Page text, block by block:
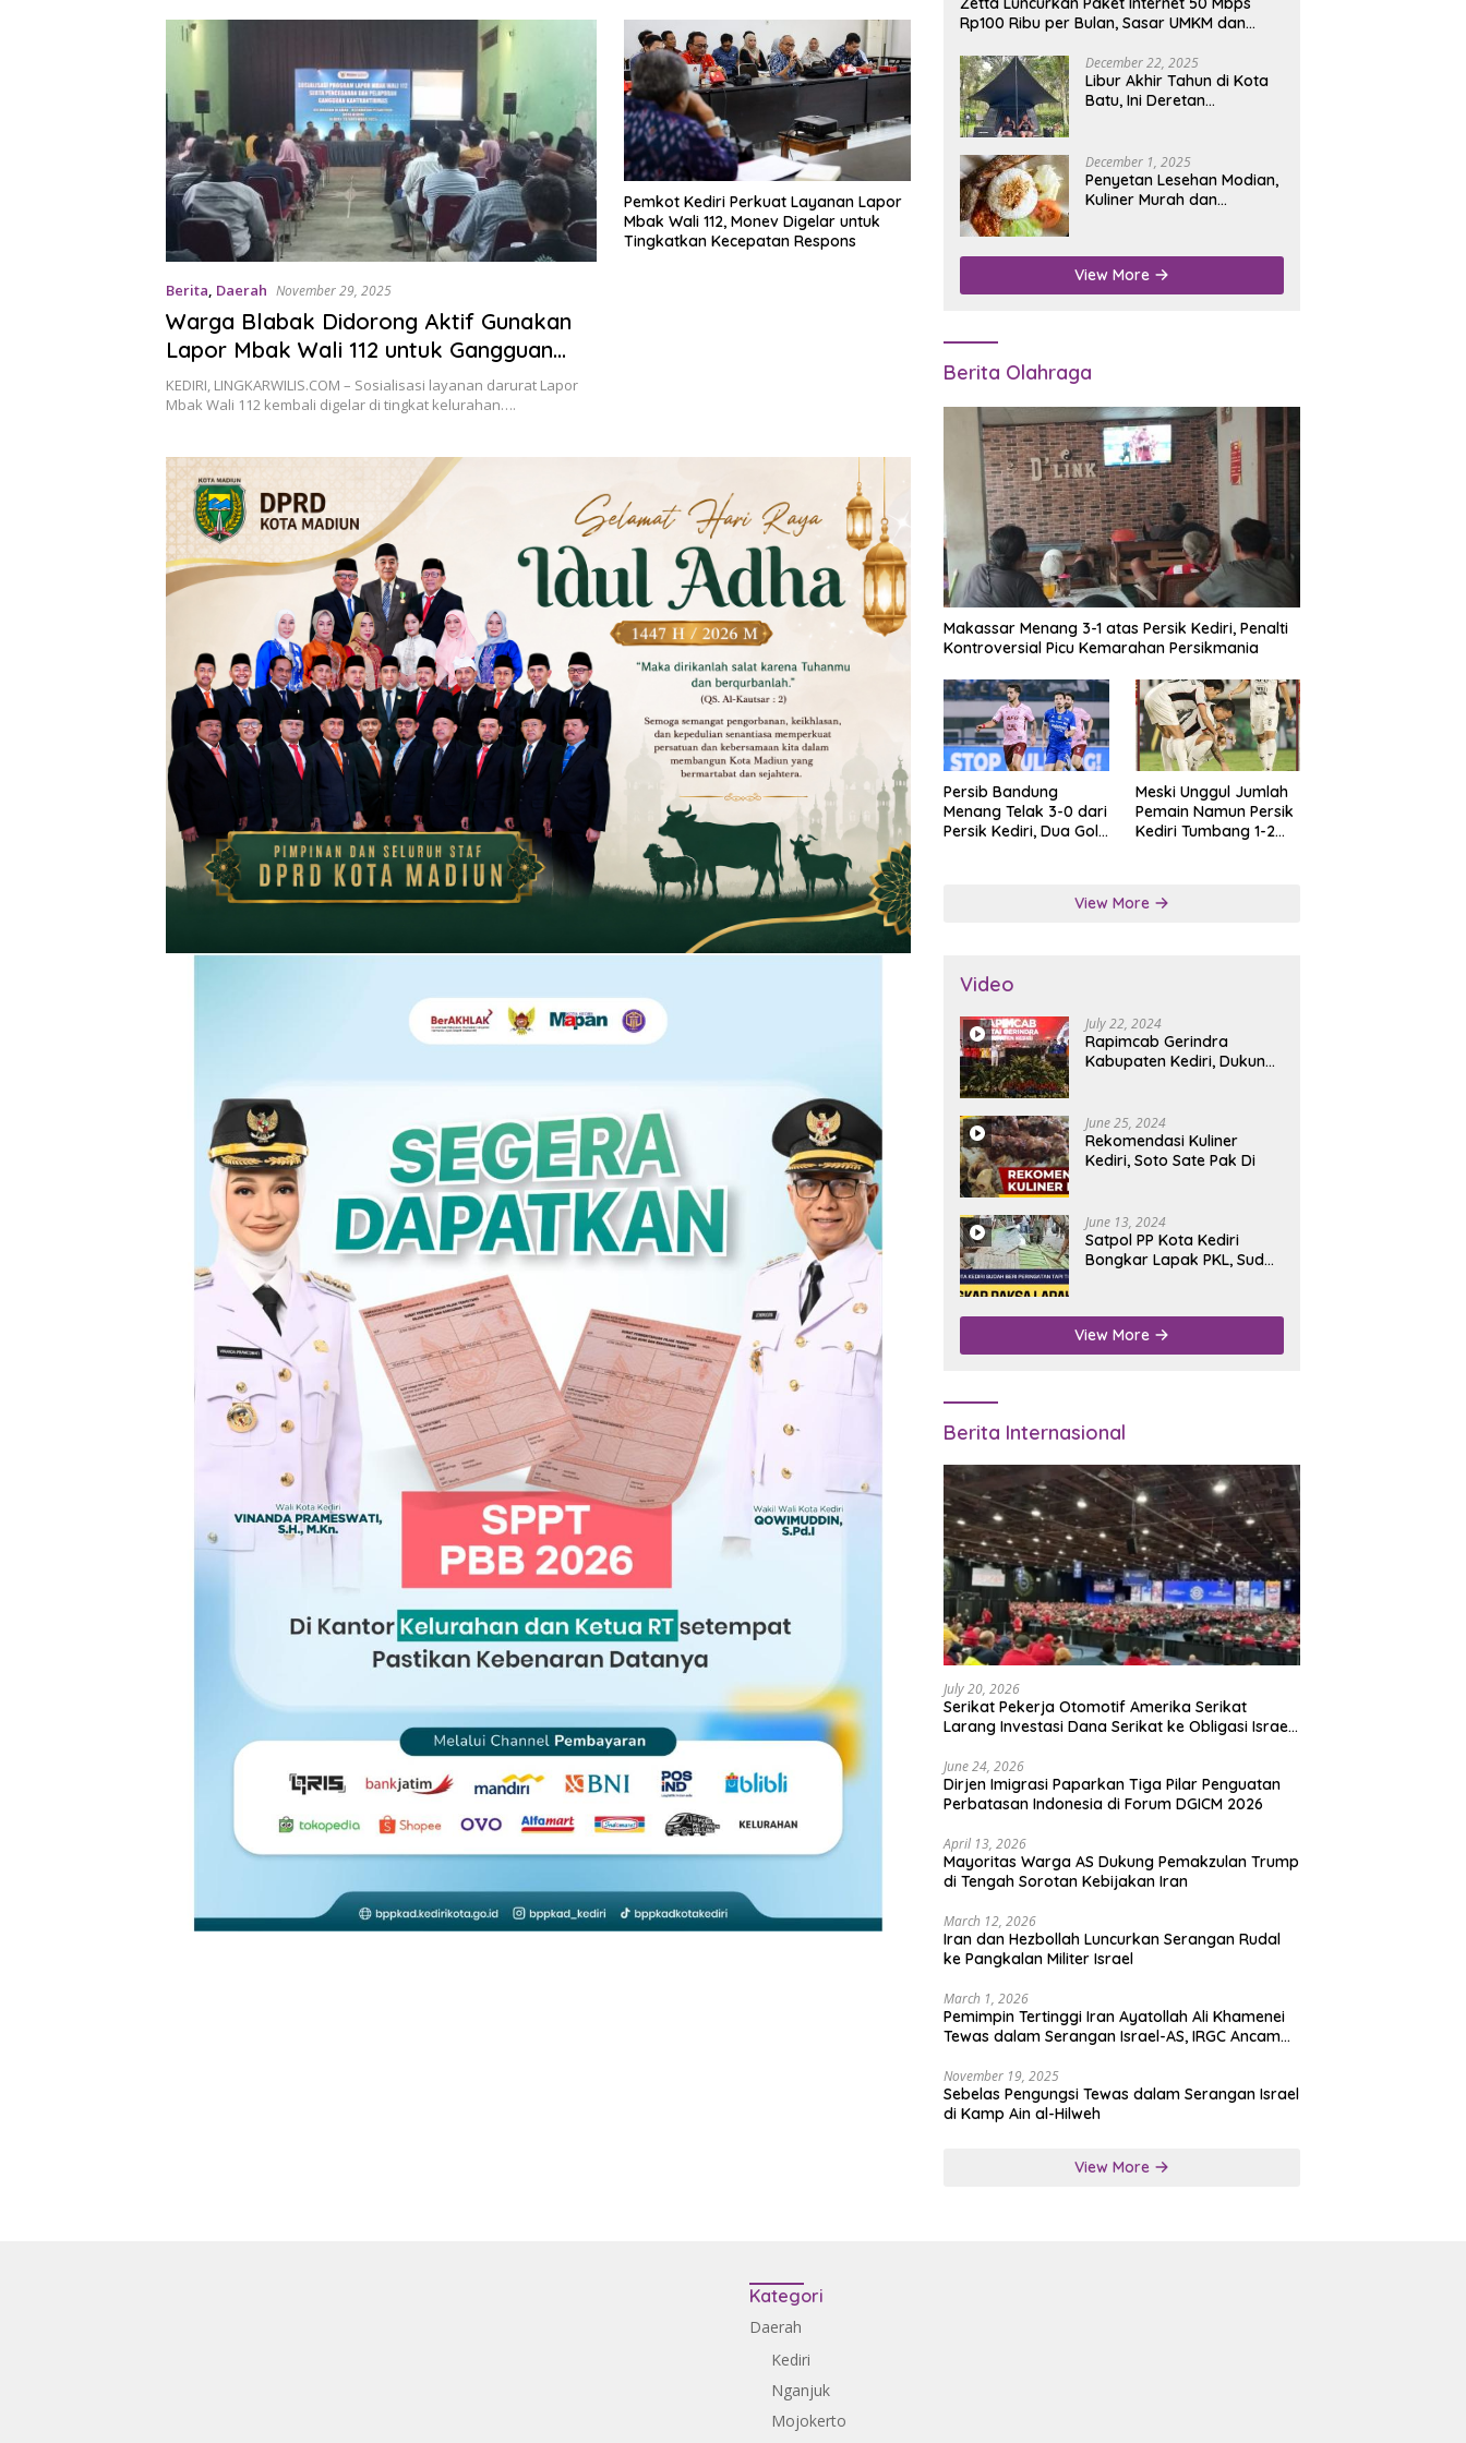
Berita, Daerah November 29, 2025
Warga Blabak Didorong Aktif Gunakan
Lapor Mbak Wali 112 untuk Gangguan
Kamtibmas
KEDIRI, LINGKARWILIS.COM – Sosialisasi layanan darurat Lapor
Mbak Wali 112 kembali digelar di tingkat kelurahan….
Pemkot Kediri Perkuat Layanan Lapor
Mbak Wali 112, Monev Digelar untuk
Tingkatkan Kecepatan Respons
Rp100 Ribu per Bulan, Sasar UMKM dan
December 22, 2025
Libur Akhir Tahun di Kota
Batu, Ini Deretan
December 1, 2025
Penyetan Lesehan Modian,
Kuliner Murah dan
Nganjuk
View More
Berita Olahraga
Makassar Menang 3-1 atas Persik Kediri, Penalti
Kontroversial Picu Kemarahan Persikmania
Persib Bandung
Menang Telak 3-0 dari
Persik Kediri, Dua Gol
Meski Unggul Jumlah
Pemain Namun Persik
Kediri Tumbang 1-2
View More
Video
July 22, 2024
Rapimcab Gerindra
Kabupaten Kediri, Dukung
June 25, 2024
Rekomendasi Kuliner
Kediri, Soto Sate Pak Di
June 13, 2024
Satpol PP Kota Kediri
Bongkar Lapak PKL, Sudah
View More
Berita Internasional
July 20, 2026
Serikat Pekerja Otomotif Amerika Serikat
Larang Investasi Dana Serikat ke Obligasi Israel,
June 24, 2026
Dirjen Imigrasi Paparkan Tiga Pilar Penguatan
Perbatasan Indonesia di Forum DGICM 2026
April 13, 2026
Mayoritas Warga AS Dukung Pemakzulan Trump
di Tengah Sorotan Kebijakan Iran
March 12, 2026
Iran dan Hezbollah Luncurkan Serangan Rudal
ke Pangkalan Militer Israel
March 1, 2026
Pemimpin Tertinggi Iran Ayatollah Ali Khamenei
Tewas dalam Serangan Israel-AS, IRGC Ancam
November 19, 2025
Sebelas Pengungsi Tewas dalam Serangan Israel
di Kamp Ain al-Hilweh
View More
Kategori
Daerah
Kediri
Nganjuk
Mojokerto